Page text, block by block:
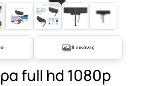
+3
8 εικόνες
full hd 1080p